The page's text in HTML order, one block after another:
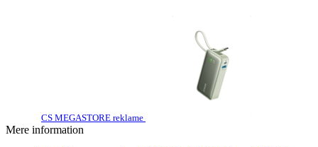
CS MEGASTORE reklame
Mere information